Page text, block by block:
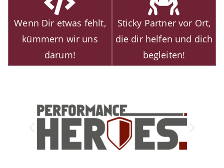
Wenn Dir etwas fehlt,
kümmern wir uns
darum!
Sticky Partner vor Ort,
die dir helfen und dich
begleiten!